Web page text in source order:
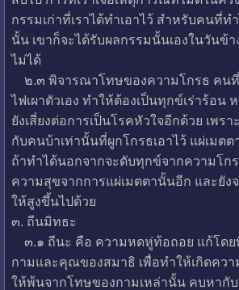
กรรมเก่าที่เราได้ทำเอาไว้ สำหรับคนที่ท
นั้น เขาก็จะได้รับผลกรรมนั้นเองในวันข้
ไม่ได้
๒.๓ พิจารณาโทษของความโกรธ คน
ไฟเผาตัวเอง ทำให้ต้องเป็นทุกข์เร่าร้อน
ยังเสี่ยงต่อการเป็นโรคหัวใจอีกด้วย เพร
กับคนบ้าเท่านั้นที่ผูกโกรธเอาไว้ แผ่เมต
ถ้าทำได้นอกจากจะดับทุกข์จากความโก
ความสุขจากการแผ่เมตตานั้นอีก และยัง
ให้สูงขึ้นไปด้วย
๓. ถีนมิทธะ
๓.๑ ถีนะ คือ ความหดหู่ท้อถอย แก้โด
กามและคุณของสมาธิ เพื่อทำให้เกิดควา
ให้พ้นจากโทษของกามเหล่านั้น คบหากั